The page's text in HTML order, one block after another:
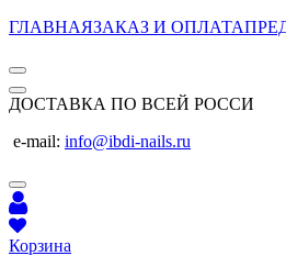
ГЛАВНАЯЗАКАЗ И ОПЛАТА
ДОСТАВКА ПО ВСЕЙ РОССИ
e-mail: info@ibdi-nails.ru
Корзина